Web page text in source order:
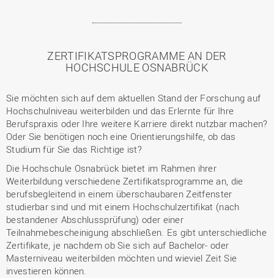
ZERTIFIKATSPROGRAMME AN DER
HOCHSCHULE OSNABRÜCK
Sie möchten sich auf dem aktuellen Stand der Forschung auf
Hochschulniveau weiterbilden und das Erlernte für Ihre
Berufspraxis oder Ihre weitere Karriere direkt nutzbar machen?
Oder Sie benötigen noch eine Orientierungshilfe, ob das
Studium für Sie das Richtige ist?
Die Hochschule Osnabrück bietet im Rahmen ihrer
Weiterbildung verschiedene Zertifikatsprogramme an, die
berufsbegleitend in einem überschaubaren Zeitfenster
studierbar sind und mit einem Hochschulzertifikat (nach
bestandener Abschlussprüfung) oder einer
Teilnahmebescheinigung abschließen. Es gibt unterschiedliche
Zertifikate, je nachdem ob Sie sich auf Bachelor- oder
Masterniveau weiterbilden möchten und wieviel Zeit Sie
investieren können.